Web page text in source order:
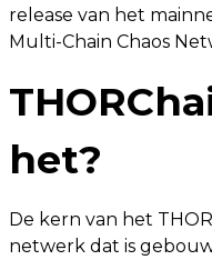
release van het
Multi-Chain Chaos
het?
De kern van het
netwerk dat is